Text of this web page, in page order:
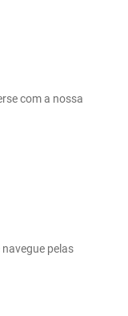
com a nossa
navegue pelas